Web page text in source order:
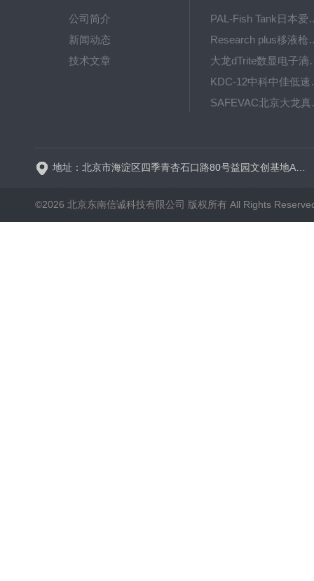
公司简介
新闻动态
技术文章
PAL-Fish Tank
Research plus
大龙dTrite
KDC-
©2026 北京东南信诚科技有限公司 版权所有 All Rights